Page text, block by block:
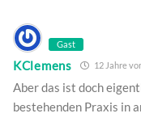
Gast
KClemens 12 Jahre vor
Aber das ist doch
bestehenden Praxis in